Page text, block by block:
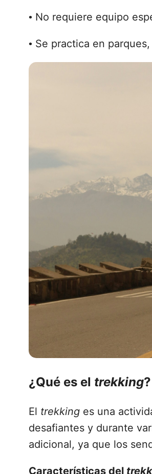
•No requiere equipo
•Se practica en
¿Qué es el trekking?
El trekking es una
desafiantes y durante
adicional, ya que los
Características del